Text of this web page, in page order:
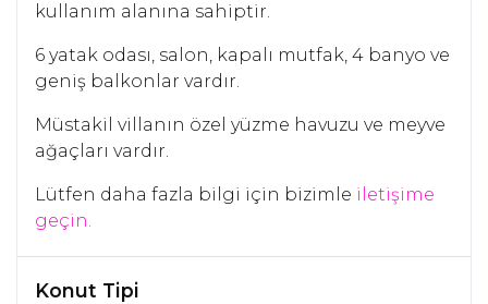
kullanım alanına sahiptir.
6 yatak odası, salon, kapalı mutfak, 4 banyo ve
geniş balkonlar vardır.
Müstakil villanın özel yüzme havuzu ve meyve
ağaçları vardır.
Lütfen daha fazla bilgi için bizimle iletişime
geçin.
Konut Tipi